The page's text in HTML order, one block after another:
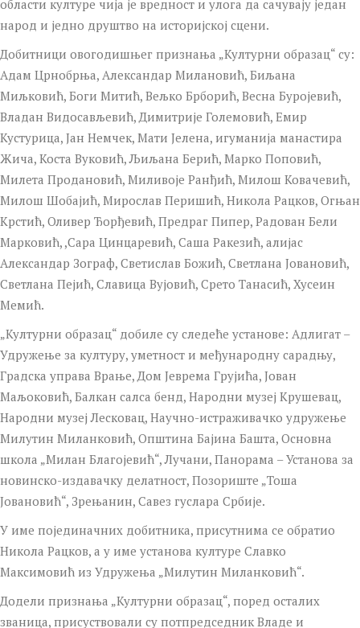
области културе чија је вредност и улога да сачувају један
народ и једно друштво на историјској сцени.
Добитници овогодишњег признања „Културни образац“ су:
Адам Црнобрња, Александар Милановић, Биљана
Миљковић, Боги Митић, Вељко Брборић, Весна Буројевић,
Владан Видосављевић, Димитрије Големовић, Емир
Кустурица, Јан Немчек, Мати Јелена, игуманија манастира
Жича, Коста Вуковић, Љиљана Берић, Марко Поповић,
Милета Продановић, Миливоје Ранђић, Милош Ковачевић,
Милош Шобајић, Мирослав Перишић, Никола Рацков, Огњан
Крстић, Оливер Ђорђевић, Предраг Пипер, Радован Бели
Марковић, ,Сара Цинцаревић, Саша Ракезић, алијас
Александар Зограф, Светислав Божић, Светлана Јовановић,
Светлана Пејић, Славица Вујовић, Срето Танасић, Хусеин
Мемић.
„Културни образац“ добиле су следеће установе: Адлигат –
Удружење за културу, уметност и међународну сарадњу,
Градска управа Врање, Дом Јеврема Грујића, Јован
Маљоковић, Балкан салса бенд, Народни музеј Крушевац,
Народни музеј Лесковац, Научно-истраживачко удружење
Милутин Миланковић, Општина Бајина Башта, Основна
школа „Милан Благојевић“, Лучани, Панорама – Установа за
новинско-издавачку делатност, Позориште „Тоша
Јовановић“, Зрењанин, Савез гуслара Србије.
У име појединачних добитника, присутнима се обратио
Никола Рацков, а у име установа културе Славко
Максимовић из Удружења „Милутин Миланковић“.
Додели признања „Културни образац“, поред осталих
званица, присуствовали су потпредседник Владе и